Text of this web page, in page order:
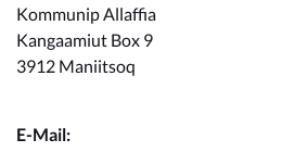
Turisme
Kommunip Allaffia
Kangaamiut Box 9
3912 Maniitsoq
E-Mail: